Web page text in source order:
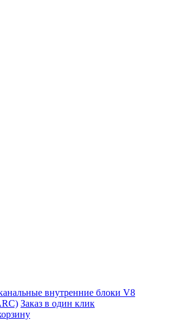
внутренние блоки V8
Заказ в один клик